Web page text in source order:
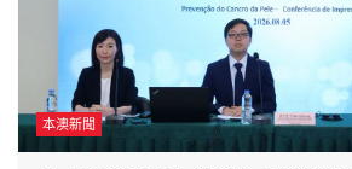
本澳新聞